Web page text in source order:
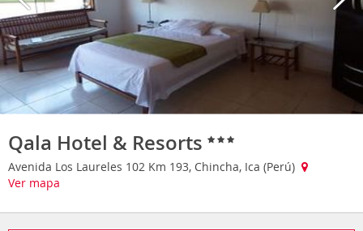
Qala Hotel & Resorts
Avenida Los Laureles 102 Km 193, Chincha, Ica (Perú)
Ver mapa